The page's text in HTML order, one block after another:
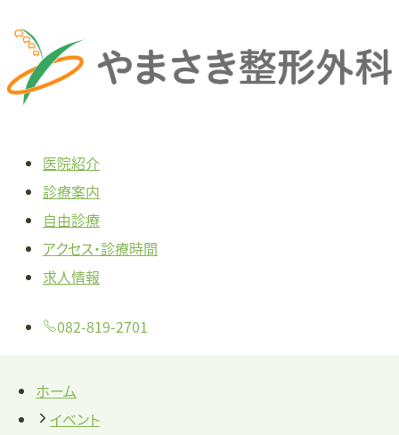
へ
医院紹介
診療案内
自由診療
アクセス・診療時間
求人情報
082-819-2701
ホーム
イベント